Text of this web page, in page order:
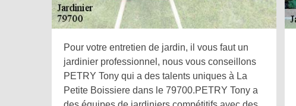
Pour votre entretien de jardin, il vous faut un
jardinier professionnel, nous vous conseillons
PETRY Tony qui a des talents uniques à La
Petite Boissiere dans le 79700.PETRY Tony a